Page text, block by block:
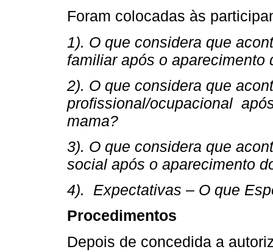
Foram colocadas às
1). O que considera que
familiar após o aparecimento
2). O que considera que
profissional/ocupacional
mama?
3). O que considera que
social após o aparecimento
4). Expectativas – O que
Procedimentos
Depois de concedida a